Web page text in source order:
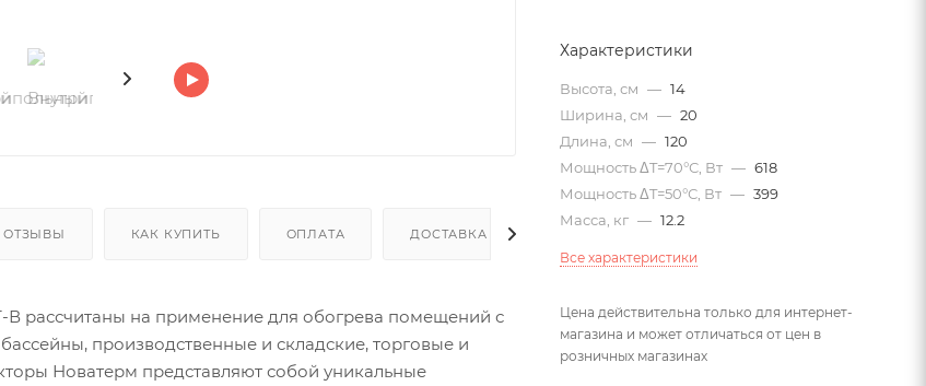
ОТЗЫВЫ КАК КУПИТЬ ОПЛАТА ДОСТАВКА
рассчитаны на применение для обогрева помещений с
производственные и складские, торговые и
Новатерм представляют собой уникальные
Характеристики
Высота, см — 14
Ширина, см — 20
Длина, см — 120
Мощность ΔT=70°С, Вт — 618
Мощность ΔT=50°С, Вт — 399
Масса, кг — 12.2
Все характеристики
Цена действительна только для интернет-
магазина и может отличаться от цен в
розничных магазинах